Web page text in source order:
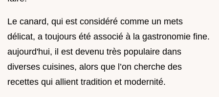
Le canard, qui est considéré comme un mets
délicat, a toujours été associé à la gastronomie fine.
aujourd'hui, il est devenu très populaire dans
diverses cuisines, alors que l’on cherche des
recettes qui allient tradition et modernité.